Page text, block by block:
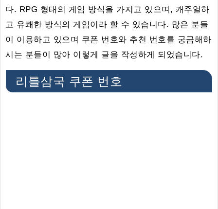
다. RPG 형태의 게임 방식을 가지고 있으며, 캐주얼하
고 유쾌한 방식의 게임이라 할 수 있습니다. 많은 분들
이 이용하고 있으며 쿠폰 번호와 추천 번호를 궁금해하
시는 분들이 많아 이렇게 글을 작성하게 되었습니다.
리틀삼국 쿠폰 번호